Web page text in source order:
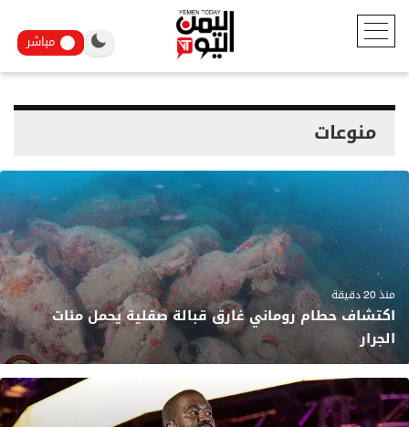
مباشر
منوعات
منذ 20 دقيقة
اكتشاف حطام روماني غارق قبالة صقلية يحمل مئات
الجرار